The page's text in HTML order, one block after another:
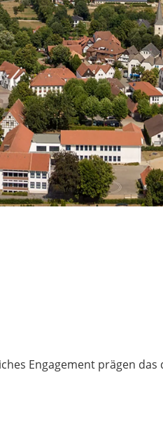
Engagement prägen das